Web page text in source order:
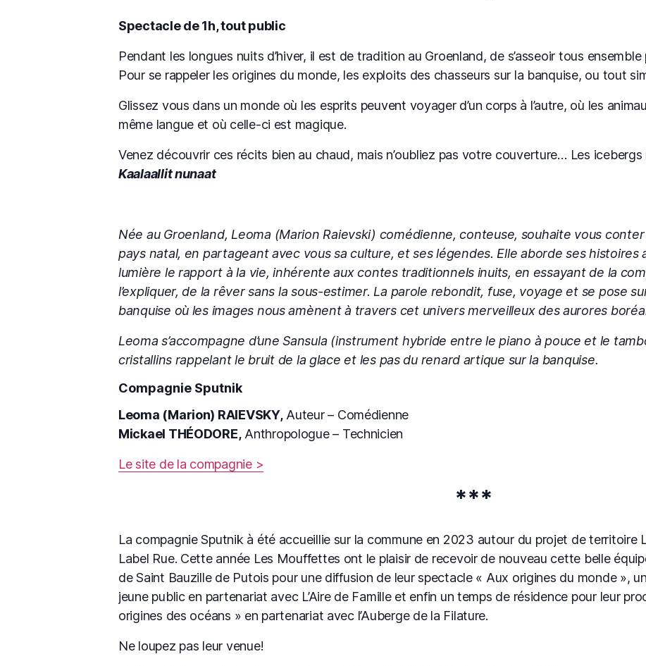
Spectacle de 1h, tout public
Pendant les longues nuits d’hiver, il est de tradition au Groenland, de s’asseoir tous
Pour se rappeler les origines du monde, les exploits des chasseurs sur la banquise, ou tout
Glissez vous dans un monde où les esprits peuvent voyager d’un corps à l’autre, où les
même langue et où celle-ci est magique.
Venez découvrir ces récits bien au chaud, mais n’oubliez pas votre couverture… Les icebergs
Kaalaallit nunaat
Née au Groenland, Leoma (Marion Raievski) comédienne, conteuse, souhaite vous conter
pays natal, en partageant avec vous sa culture, et ses légendes. Elle aborde ses
lumière le rapport à la vie, inhérente aux contes traditionnels inuits, en essayant de la
l’expliquer, de la rêver sans la sous-estimer. La parole rebondit, fuse, voyage et se pose
banquise où les images nous amènent à travers cet univers merveilleux des aurores
Leoma s’accompagne d’une Sansula (instrument hybride entre le piano à pouce et le
cristallins rappelant le bruit de la glace et les pas du renard artique sur la banquise.
Compagnie Sputnik
Leoma (Marion) RAIEVSKY,Auteur – Comédienne
Mickael THÉODORE,Anthropologue – Technicien
Le site de la compagnie >
***
La compagnie Sputnik à été accueillie sur la commune en 2023 autour du projet de territoire
Label Rue. Cette année Les Mouffettes ont le plaisir de recevoir de nouveau cette belle
de Saint Bauzille de Putois pour une diffusion de leur spectacle « Aux origines du monde »,
jeune public en partenariat avec L’Aire de Famille et enfin un temps de résidence pour leur
origines des océans » en partenariat avec l’Auberge de la Filature.
Ne loupez pas leur venue!